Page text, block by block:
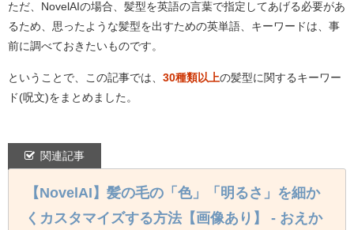
ただ、NovelAIの場合、髪型を英語の言葉で指定してあげる必要があ
るため、思ったような髪型を出すための英単語、キーワードは、事
前に調べておきたいものです。
ということで、この記事では、 30種類以上の髪型に関するキーワー
ド(呪文)をまとめました。
関連記事
【NovelAI】髪の毛の「色」「明るさ」を細か
くカスタマイズする方法【画像あり】 - おえか